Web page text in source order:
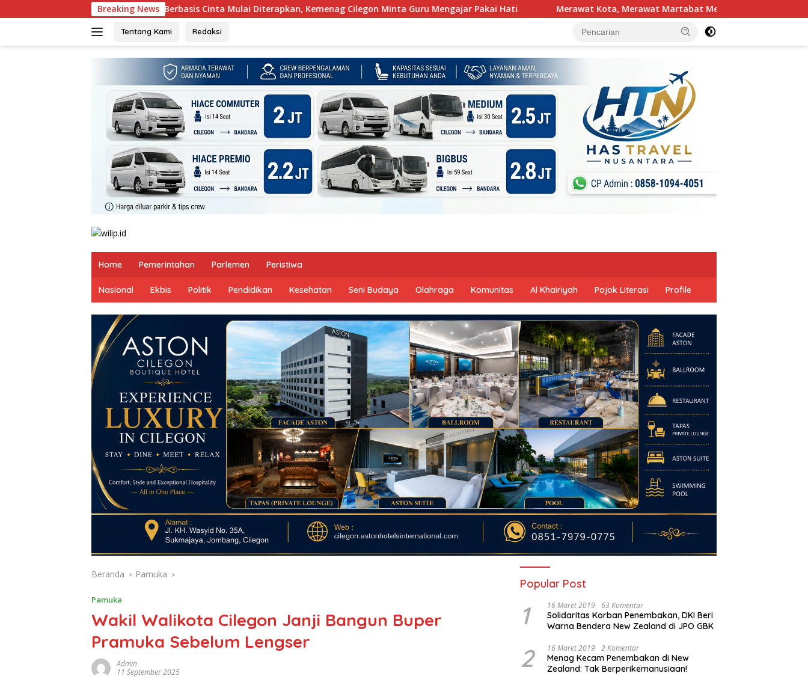
ke
Breaking News
Kurikulum Berbasis Cinta Mulai Diterapkan, Kemenag Cilegon Minta Guru Mengajar Pakai Hati Merawat Kota, Merawat Martabat Mereka Yang Tak Pernah DiSebut Dalam
Tentang Kami Redaksi
Home Pemerintahan Parlemen Peristiwa
Nasional Ekbis Politik Pendidikan Kesehatan Seni Budaya Olahraga Komunitas Al Khairiyah Pojok Literasi Profile
Beranda Pamuka
Pamuka
Wakil Walikota Cilegon Janji Bangun Buper
Pramuka Sebelum Lengser
Admin
11 September 2025
Popular Post
1 16 Maret 2019 63 Komentar
Solidaritas Korban Penembakan, DKI Beri
Warna Bendera New Zealand di JPO GBK
2 16 Maret 2019 2 Komentar
Menag Kecam Penembakan di New
Zealand: Tak Berperikemanusiaan!